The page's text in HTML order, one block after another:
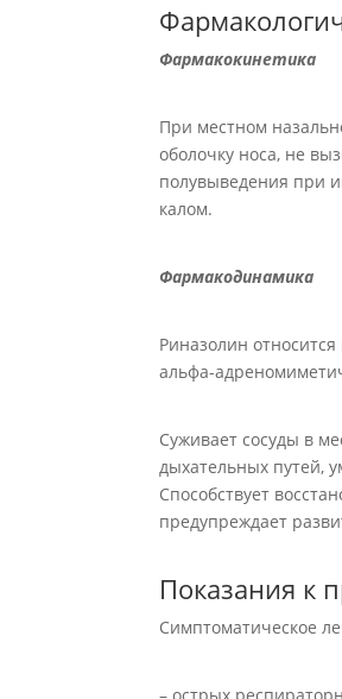
Фармакокинетика
При местном
оболочку носа, не
полувыведения при
калом.
Фармакодинамика
Риназолин
альфа-
Суживает сосуды в
дыхательных путей,
Способствует
предупреждает
Показания к
Симптоматическое